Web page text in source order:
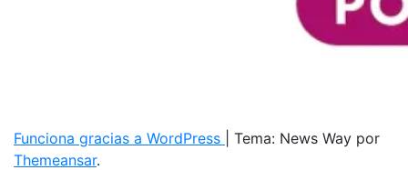
Funciona gracias a WordPress
Tema: News Way por
Themeansar.